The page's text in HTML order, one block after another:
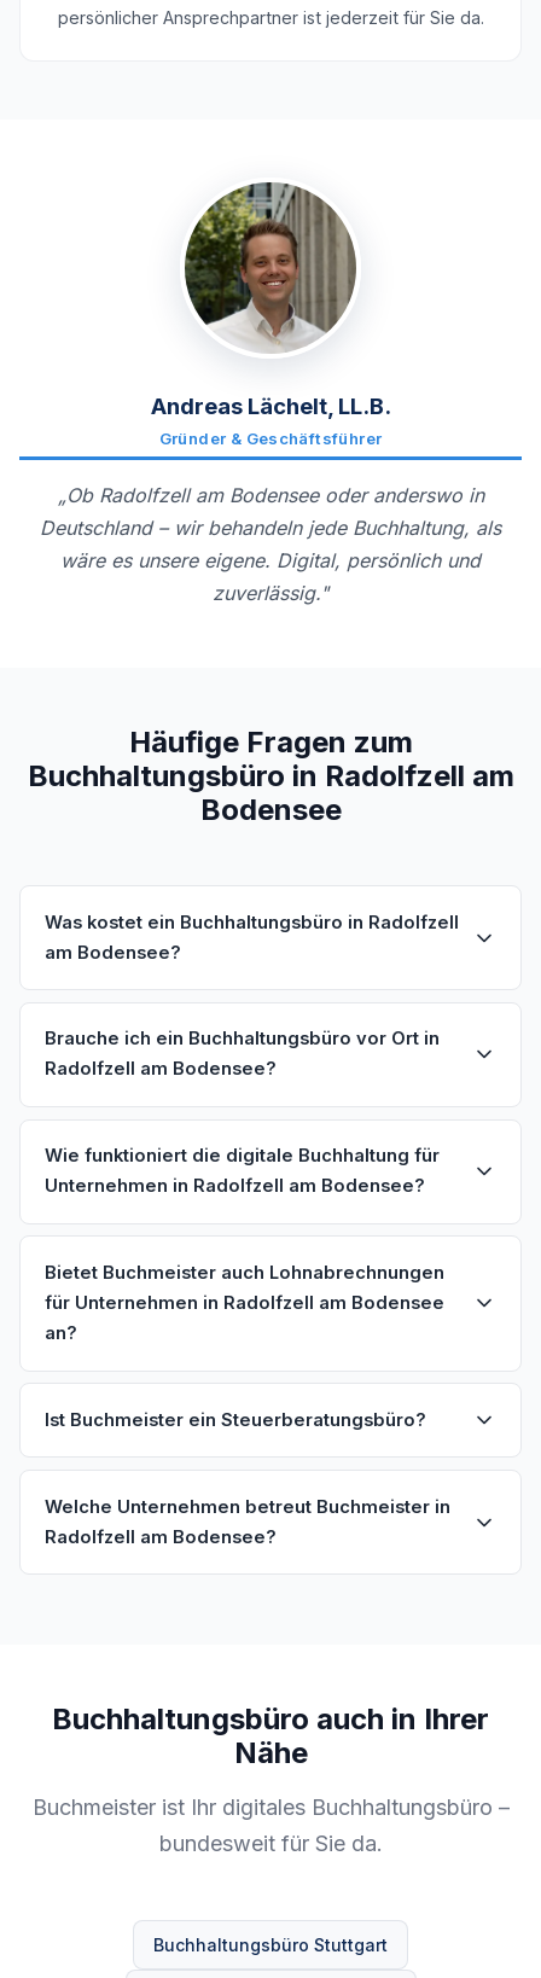
persönlicher Ansprechpartner ist jederzeit für Sie da.
Andreas Lächelt, LL.B.
Gründer & Geschäftsführer
„Ob Radolfzell am Bodensee oder anderswo in
Deutschland – wir behandeln jede Buchhaltung, als
wäre es unsere eigene. Digital, persönlich und
zuverlässig."
Häufige Fragen zum
Buchhaltungsbüro in Radolfzell am
Bodensee
Was kostet ein Buchhaltungsbüro in Radolfzell
am Bodensee?
Brauche ich ein Buchhaltungsbüro vor Ort in
Radolfzell am Bodensee?
Wie funktioniert die digitale Buchhaltung für
Unternehmen in Radolfzell am Bodensee?
Bietet Buchmeister auch Lohnabrechnungen
für Unternehmen in Radolfzell am Bodensee
an?
Ist Buchmeister ein Steuerberatungsbüro?
Welche Unternehmen betreut Buchmeister in
Radolfzell am Bodensee?
Buchhaltungsbüro auch in Ihrer
Nähe
Buchmeister ist Ihr digitales Buchhaltungsbüro –
bundesweit für Sie da.
Buchhaltungsbüro Stuttgart